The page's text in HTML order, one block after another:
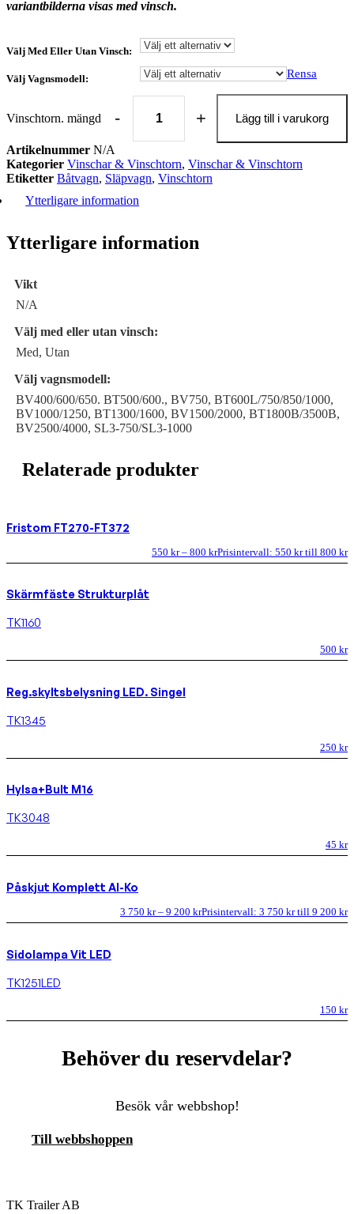
variantbilderna visas med vinsch.
Välj Med Eller Utan Vinsch:
Välj Vagnsmodell: Rensa
Vinschtorn. mängd - + Lägg till i varukorg
Artikelnummer N/A
Kategorier Vinschar & Vinschtorn, Vinschar & Vinschtorn
Etiketter Båtvagn, Släpvagn, Vinschtorn
Ytterligare information
Ytterligare information
Vikt
N/A
Välj med eller utan vinsch:
Med, Utan
Välj vagnsmodell:
BV400/600/650. BT500/600., BV750, BT600L/750/850/1000,
BV1000/1250, BT1300/1600, BV1500/2000, BT1800B/3500B,
BV2500/4000, SL3-750/SL3-1000
Relaterade produkter
Fristom FT270-FT372
550 kr – 800 krPrisintervall: 550 kr till 800 kr
Skärmfäste Strukturplåt
TK1160
500 kr
Reg.skyltsbelysning LED. Singel
TK1345
250 kr
Hylsa+Bult M16
TK3048
45 kr
Påskjut Komplett Al-Ko
3 750 kr – 9 200 krPrisintervall: 3 750 kr till 9 200 kr
Sidolampa Vit LED
TK1251LED
150 kr
Behöver du reservdelar?
Besök vår webbshop!
Till webbshoppen
TK Trailer AB